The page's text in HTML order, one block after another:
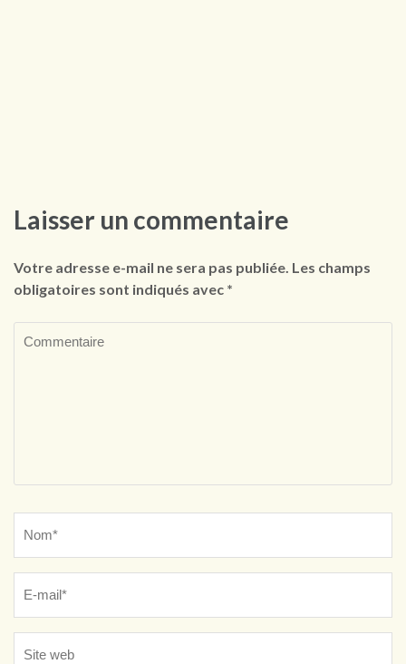
Laisser un commentaire
Votre adresse e-mail ne sera pas publiée. Les champs
obligatoires sont indiqués avec *